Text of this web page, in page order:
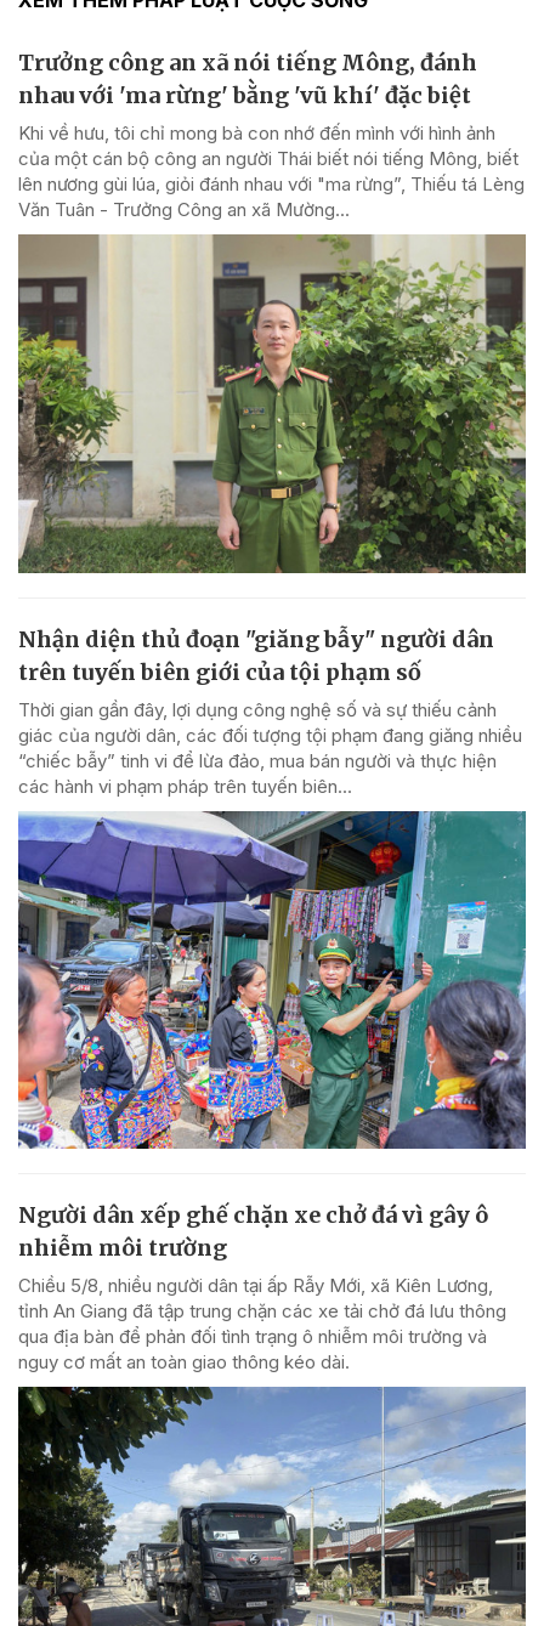
Trưởng công an xã nói tiếng Mông, đánh
nhau với 'ma rừng' bằng 'vũ khí' đặc biệt
Khi về hưu, tôi chỉ mong bà con nhớ đến mình với hình ảnh
của một cán bộ công an người Thái biết nói tiếng Mông, biết
lên nương gùi lúa, giỏi đánh nhau với "ma rừng”, Thiếu tá Lèng
Văn Tuân - Trưởng Công an xã Mường...
Nhận diện thủ đoạn "giăng bẫy" người dân
trên tuyến biên giới của tội phạm số
Thời gian gần đây, lợi dụng công nghệ số và sự thiếu cảnh
giác của người dân, các đối tượng tội phạm đang giăng nhiều
“chiếc bẫy” tinh vi để lừa đảo, mua bán người và thực hiện
các hành vi phạm pháp trên tuyến biên...
Người dân xếp ghế chặn xe chở đá vì gây ô
nhiễm môi trường
Chiều 5/8, nhiều người dân tại ấp Rẫy Mới, xã Kiên Lương,
tỉnh An Giang đã tập trung chặn các xe tải chở đá lưu thông
qua địa bàn để phản đối tình trạng ô nhiễm môi trường và
nguy cơ mất an toàn giao thông kéo dài.